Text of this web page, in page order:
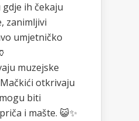
ih čekaju
zanimljivi
umjetničko
muzejske
otkrivaju
biti
i mašte. 😺✨